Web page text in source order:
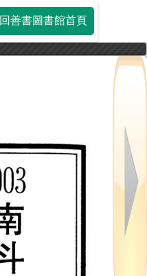
回善書圖書館首頁